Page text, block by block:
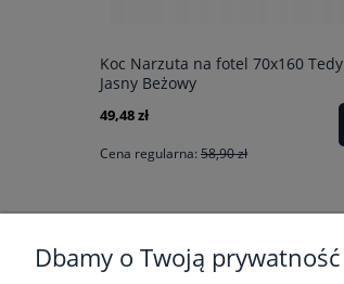
Koc Narzuta na fotel 70x160 Tedy
Jasny Beżowy
49,48 zł
Cena regularna: 58,90 zł
POMOC
Dbamy o Twoją prywatność